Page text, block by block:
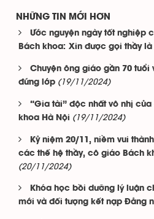
NHỮNG TIN MỚI HƠN
Ước nguyện ngày tốt nghiệp
Bách khoa: Xin được gọi thầy
Chuyện ông giáo gần 70
đứng lớp (19/11/2024)
“Gia tài” độc nhất vô nhị
khoa Hà Nội (19/11/2024)
Kỷ niệm 20/11, niềm vui
các thế hệ thầy, cô giáo Bách
(20/11/2024)
Khóa học bồi dưỡng lý luận
mới và đối tượng kết nạp Đảng